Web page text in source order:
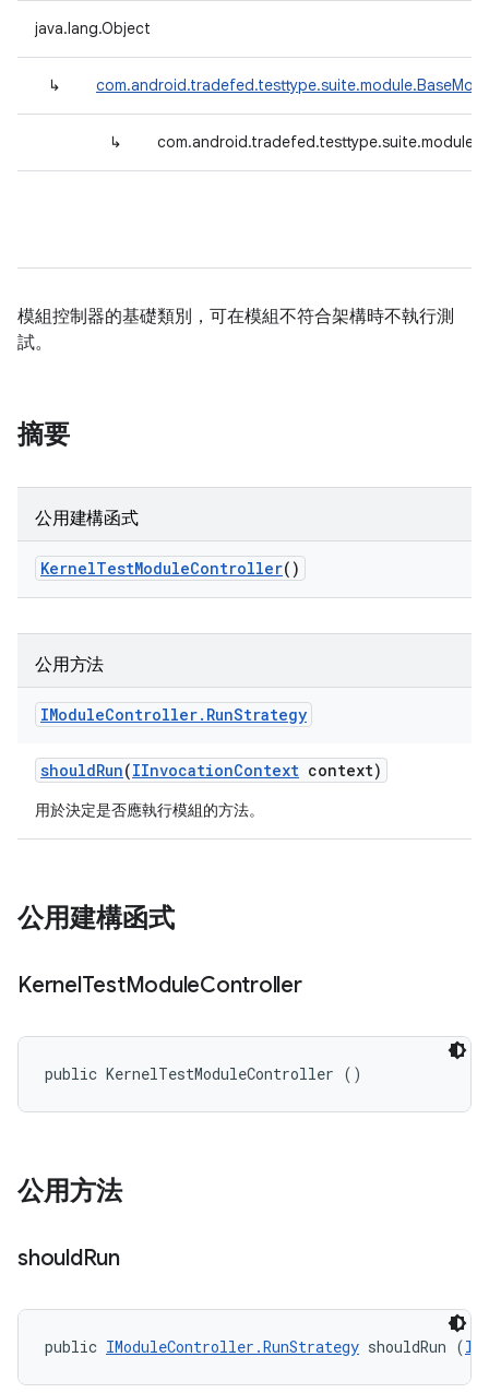
java.lang.Object
↳
↳
模組控制器的基礎類別，可在模組不符合架構時不執行測
試。
摘要
公用建構函式
KernelTestModuleController()
公用方法
IModuleController. RunStrategy
shouldRun(IInvocationContext context)
用於決定是否應執行模組的方法。
公用建構函式
KernelTestModuleController
public KernelTestModuleController ()
公用方法
shouldRun
public IModuleController.RunStrategy shouldRun (